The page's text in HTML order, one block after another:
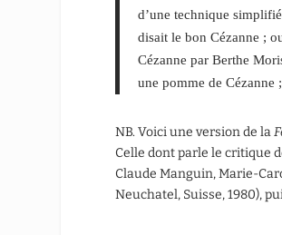
d’une technique
disait le bon Cézanne ;
Cézanne par Berthe
une pomme de Cézanne
NB. Voici une version de la
Celle dont parle le critique
Claude Manguin, Marie-
Neuchatel, Suisse, 1980),